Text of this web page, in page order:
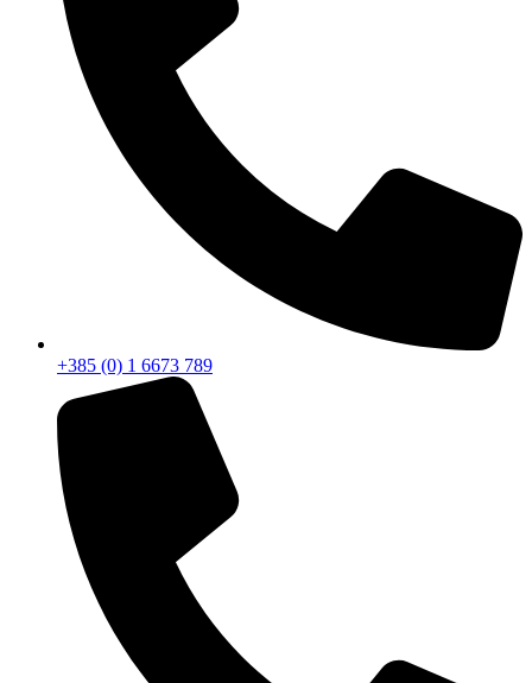
+385 (0) 1 6673 789